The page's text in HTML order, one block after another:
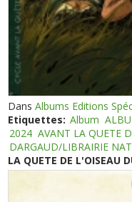
DansAlbums Editions
Etiquettes: Album
2024 AVANT LA QUETE
DARGAUD/LIBRAIRIE
LA QUETE DE L'OISEAU